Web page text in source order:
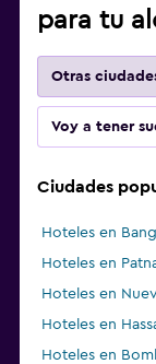
para tu
Otras
Voy a tener
Ciudades
Hoteles en
Hoteles en
Hoteles en
Hoteles en
Hoteles en